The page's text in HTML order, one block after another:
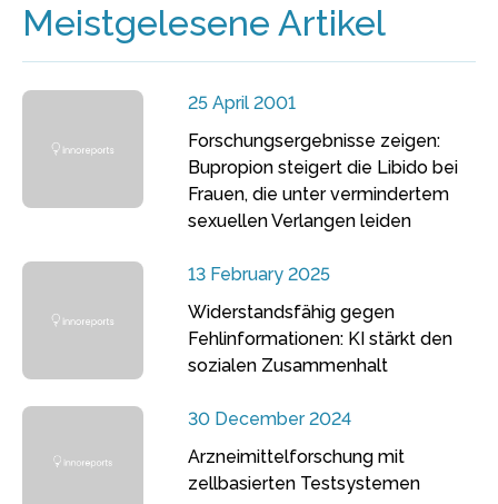
Meistgelesene Artikel
25 April 2001
Forschungsergebnisse zeigen:
Bupropion steigert die Libido bei
Frauen, die unter vermindertem
sexuellen Verlangen leiden
13 February 2025
Widerstandsfähig gegen
Fehlinformationen: KI stärkt den
sozialen Zusammenhalt
30 December 2024
Arzneimittelforschung mit
zellbasierten Testsystemen